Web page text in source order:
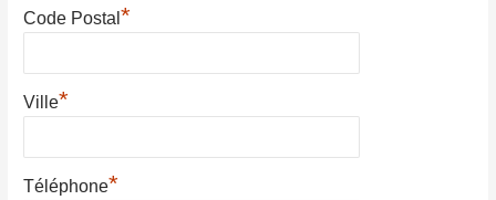
Code Postal*
Ville*
Téléphone*